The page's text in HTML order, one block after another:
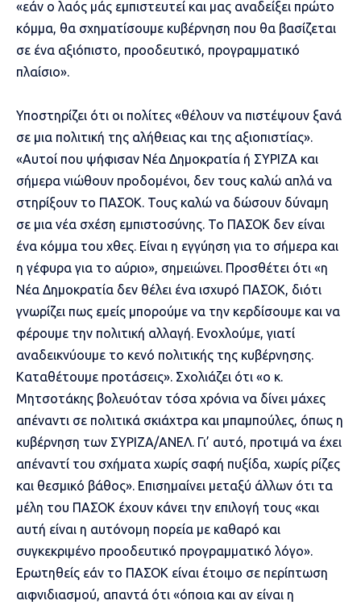
«εάν ο λαός μάς εμπιστευτεί και μας αναδείξει πρώτο
κόμμα, θα σχηματίσουμε κυβέρνηση που θα βασίζεται
σε ένα αξιόπιστο, προοδευτικό, προγραμματικό
πλαίσιο».
Υποστηρίζει ότι οι πολίτες «θέλουν να πιστέψουν ξανά
σε μια πολιτική της αλήθειας και της αξιοπιστίας».
«Αυτοί που ψήφισαν Νέα Δημοκρατία ή ΣΥΡΙΖΑ και
σήμερα νιώθουν προδομένοι, δεν τους καλώ απλά να
στηρίξουν το ΠΑΣΟΚ. Τους καλώ να δώσουν δύναμη
σε μια νέα σχέση εμπιστοσύνης. Το ΠΑΣΟΚ δεν είναι
ένα κόμμα του χθες. Είναι η εγγύηση για το σήμερα και
η γέφυρα για το αύριο», σημειώνει. Προσθέτει ότι «η
Νέα Δημοκρατία δεν θέλει ένα ισχυρό ΠΑΣΟΚ, διότι
γνωρίζει πως εμείς μπορούμε να την κερδίσουμε και να
φέρουμε την πολιτική αλλαγή. Ενοχλούμε, γιατί
αναδεικνύουμε το κενό πολιτικής της κυβέρνησης.
Καταθέτουμε προτάσεις». Σχολιάζει ότι «ο κ.
Μητσοτάκης βολευόταν τόσα χρόνια να δίνει μάχες
απέναντι σε πολιτικά σκιάχτρα και μπαμπούλες, όπως η
κυβέρνηση των ΣΥΡΙΖΑ/ΑΝΕΛ. Γι’ αυτό, προτιμά να έχει
απέναντί του σχήματα χωρίς σαφή πυξίδα, χωρίς ρίζες
και θεσμικό βάθος». Επισημαίνει μεταξύ άλλων ότι τα
μέλη του ΠΑΣΟΚ έχουν κάνει την επιλογή τους «και
αυτή είναι η αυτόνομη πορεία με καθαρό και
συγκεκριμένο προοδευτικό προγραμματικό λόγο».
Ερωτηθείς εάν το ΠΑΣΟΚ είναι έτοιμο σε περίπτωση
αιφνιδιασμού, απαντά ότι «όποια και αν είναι η